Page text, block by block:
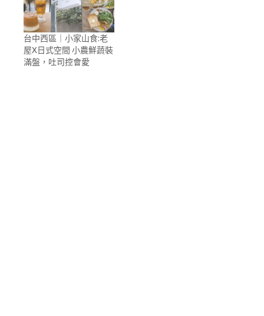
台中西區｜小家山食:老
屋X日式空間 小農鮮蔬裝
滿盤，吐司控會愛